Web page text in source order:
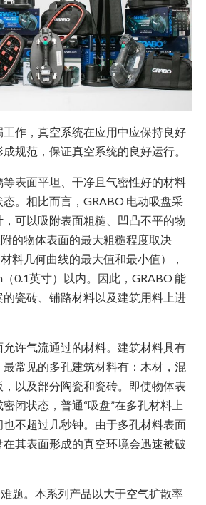
作，真空系统在应用中应保持良好
规范，保证真空系统的良好运行。
表面平坦、干净且气密性好的材料
态。相比而言，GRABO 电动吸盘采
可以吸附表面粗糙、凹凸不平的物
的物体表面的最大粗糙程度取决
料几何曲线的最大值和最小值），
0.1英寸）以内。因此，GRABO 能
瓷砖、铺路材料以及建筑用料上进
许气流通过的材料。建筑材料具有
常见的多孔建筑材料有：木材，混
以及部分陶瓷和瓷砖。即使物体表
闭状态，普通“吸盘”在多孔材料上
不超过几秒钟。由于多孔材料表面
其表面形成的真空环境会迅速被破
题。本系列产品以大于空气扩散率